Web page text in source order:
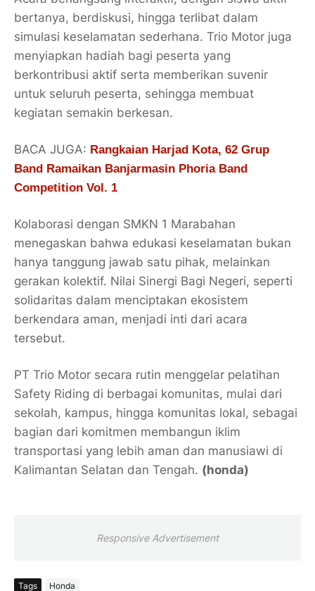
bertanya, berdiskusi, hingga terlibat dalam
simulasi keselamatan sederhana. Trio Motor juga
menyiapkan hadiah bagi peserta yang
berkontribusi aktif serta memberikan suvenir
untuk seluruh peserta, sehingga membuat
kegiatan semakin berkesan.
BACA JUGA: Rangkaian Harjad Kota, 62 Grup
Band Ramaikan Banjarmasin Phoria Band
Competition Vol. 1
Kolaborasi dengan SMKN 1 Marabahan
menegaskan bahwa edukasi keselamatan bukan
hanya tanggung jawab satu pihak, melainkan
gerakan kolektif. Nilai Sinergi Bagi Negeri, seperti
solidaritas dalam menciptakan ekosistem
berkendara aman, menjadi inti dari acara
tersebut.
PT Trio Motor secara rutin menggelar pelatihan
Safety Riding di berbagai komunitas, mulai dari
sekolah, kampus, hingga komunitas lokal, sebagai
bagian dari komitmen membangun iklim
transportasi yang lebih aman dan manusiawi di
Kalimantan Selatan dan Tengah. (honda)
Responsive Advertisement
Tags Honda